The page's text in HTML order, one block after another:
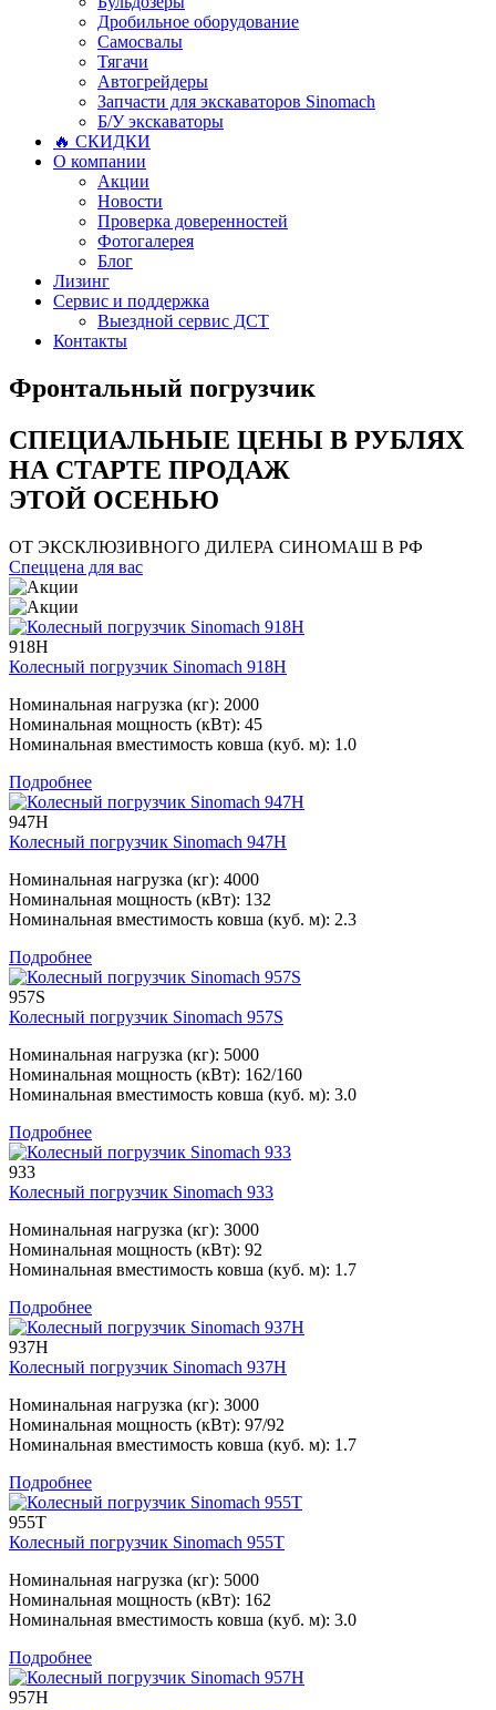
Дробильное оборудование
Самосвалы
Тягачи
Автогрейдеры
Запчасти для экскаваторов Sinomach
Б/У экскаваторы
🔥 СКИДКИ
О компании
Акции
Новости
Проверка доверенностей
Фотогалерея
Блог
Лизинг
Сервис и поддержка
Выездной сервис ДСТ
Контакты
Фронтальный погрузчик
СПЕЦИАЛЬНЫЕ ЦЕНЫ В РУБЛЯХ
НА СТАРТЕ ПРОДАЖ
ЭТОЙ ОСЕНЬЮ
ОТ ЭКСКЛЮЗИВНОГО ДИЛЕРА СИНОМАШ В РФ
Спеццена для вас
918H
Колесный погрузчик Sinomach 918H
Номинальная нагрузка (кг): 2000
Номинальная мощность (кВт): 45
Номинальная вместимость ковша (куб. м): 1.0
Подробнее
947H
Колесный погрузчик Sinomach 947H
Номинальная нагрузка (кг): 4000
Номинальная мощность (кВт): 132
Номинальная вместимость ковша (куб. м): 2.3
Подробнее
957S
Колесный погрузчик Sinomach 957S
Номинальная нагрузка (кг): 5000
Номинальная мощность (кВт): 162/160
Номинальная вместимость ковша (куб. м): 3.0
Подробнее
933
Колесный погрузчик Sinomach 933
Номинальная нагрузка (кг): 3000
Номинальная мощность (кВт): 92
Номинальная вместимость ковша (куб. м): 1.7
Подробнее
937H
Колесный погрузчик Sinomach 937H
Номинальная нагрузка (кг): 3000
Номинальная мощность (кВт): 97/92
Номинальная вместимость ковша (куб. м): 1.7
Подробнее
955T
Колесный погрузчик Sinomach 955T
Номинальная нагрузка (кг): 5000
Номинальная мощность (кВт): 162
Номинальная вместимость ковша (куб. м): 3.0
Подробнее
957H